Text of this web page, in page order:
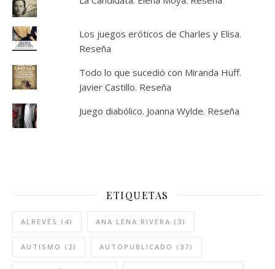
Los juegos eróticos de Charles y Elisa.
Reseña
Todo lo que sucedió con Miranda Huff.
Javier Castillo. Reseña
Juego diabólico. Joanna Wylde. Reseña
ETIQUETAS
ALREVÉS (4) ANA LENA RIVERA (3)
AUTISMO (2) AUTOPUBLICADO (37)